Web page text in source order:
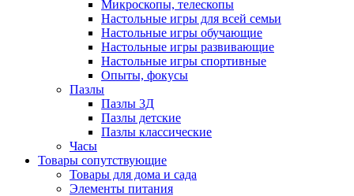
Микроскопы, телескопы
Настольные игры для всей семьи
Настольные игры обучающие
Настольные игры развивающие
Настольные игры спортивные
Опыты, фокусы
Пазлы
Пазлы 3Д
Пазлы детские
Пазлы классические
Часы
Товары сопутствующие
Товары для дома и сада
Элементы питания